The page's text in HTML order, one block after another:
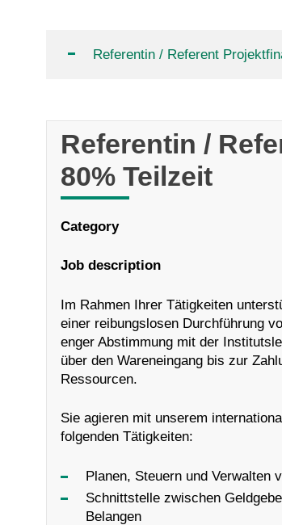
Referentin / Referent
Referentin /
80% Teilzeit
Category
Job description
Im Rahmen Ihrer Tätigkeiten
einer reibungslosen Durchführung
enger Abstimmung mit der
über den Wareneingang bis zur
Ressourcen.
Sie agieren mit unserem
folgenden Tätigkeiten:
Planen, Steuern und Verwalten
Schnittstelle zwischen
Belangen